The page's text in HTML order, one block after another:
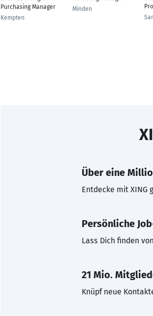
Purchasing Manager
Kempten
Minden
Über eine
Entdecke mit XING
Persönliche
Lass Dich finden
21 Mio.
Knüpf neue